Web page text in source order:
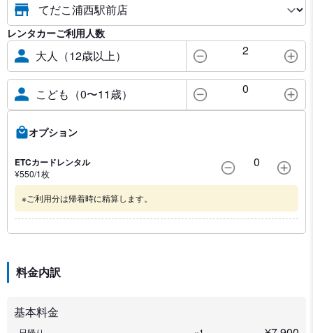
レンタカーご利用人数
大人（12歳以上） 2
こども（0〜11歳） 0
オプション
ETCカードレンタル
¥550/1枚
0
※ご利用分は帰着時に精算します。
料金内訳
基本料金